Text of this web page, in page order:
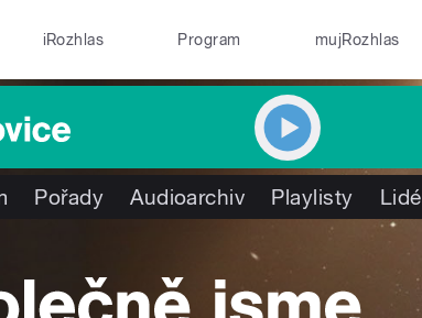
iRozhlas Program mujRozhlas
Pořady Audioarchiv Playlisty Lidé